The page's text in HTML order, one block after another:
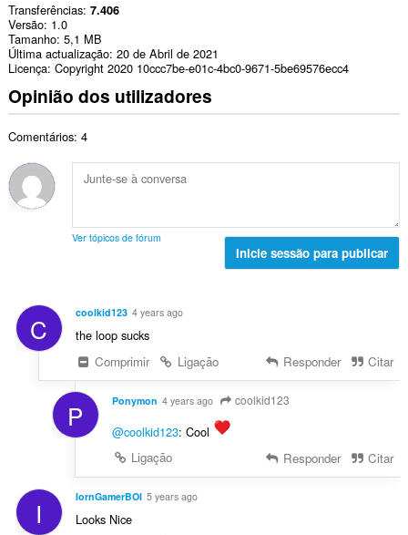
Transferências 7.406
Versão 1.0
Tamanho 5,1 MB
Última actualização 20 de Abril de 2021
Licença Copyright 2020 10ccc7be-e01c-4bc0-9671-5be69576ecc4
Opinião dos utilizadores
Comentários: 4
Ver tópicos de fórum
Inicie sessão para publicar
C coolkid123 4 years ago
the loop sucks
Comprimir
Ligação Responder Citar
P Ponymon 4 years ago coolkid123
@coolkid123: Cool
Ligação
Responder Citar
I IornGamerBOI 5 years ago
Looks Nice